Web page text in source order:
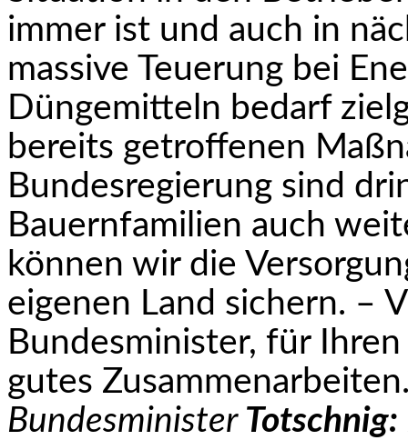
immer ist und auch in
massive Teuerung bei
Düngemit­teln bedarf
bereits getroffenen
Bundesregierung sind
Bauernfami­lien auch
können wir die
eigenen Land sichern. –
Bundesminister, für
gutes
Bundesminister Totschnig: